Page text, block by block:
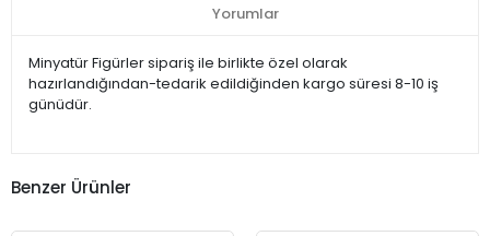
Yorumlar
Minyatür Figürler sipariş ile birlikte özel olarak
hazırlandığından-tedarik edildiğinden kargo süresi 8-10 iş
günüdür.
Benzer Ürünler